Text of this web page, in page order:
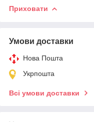
Приховати
Умови доставки
Нова Пошта
Укрпошта
Всі умови доставки